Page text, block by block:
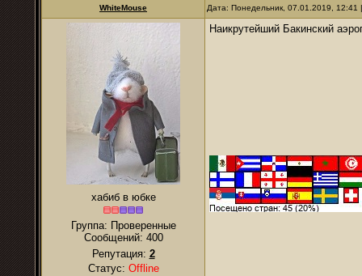
WhiteMouse Дата: Понедельник, 07.01.2019,
хабиб в юбке
Группа: Проверенные
Сообщений: 400
Репутация: 2
Статус: Offline
Наикрутейший Бакинский